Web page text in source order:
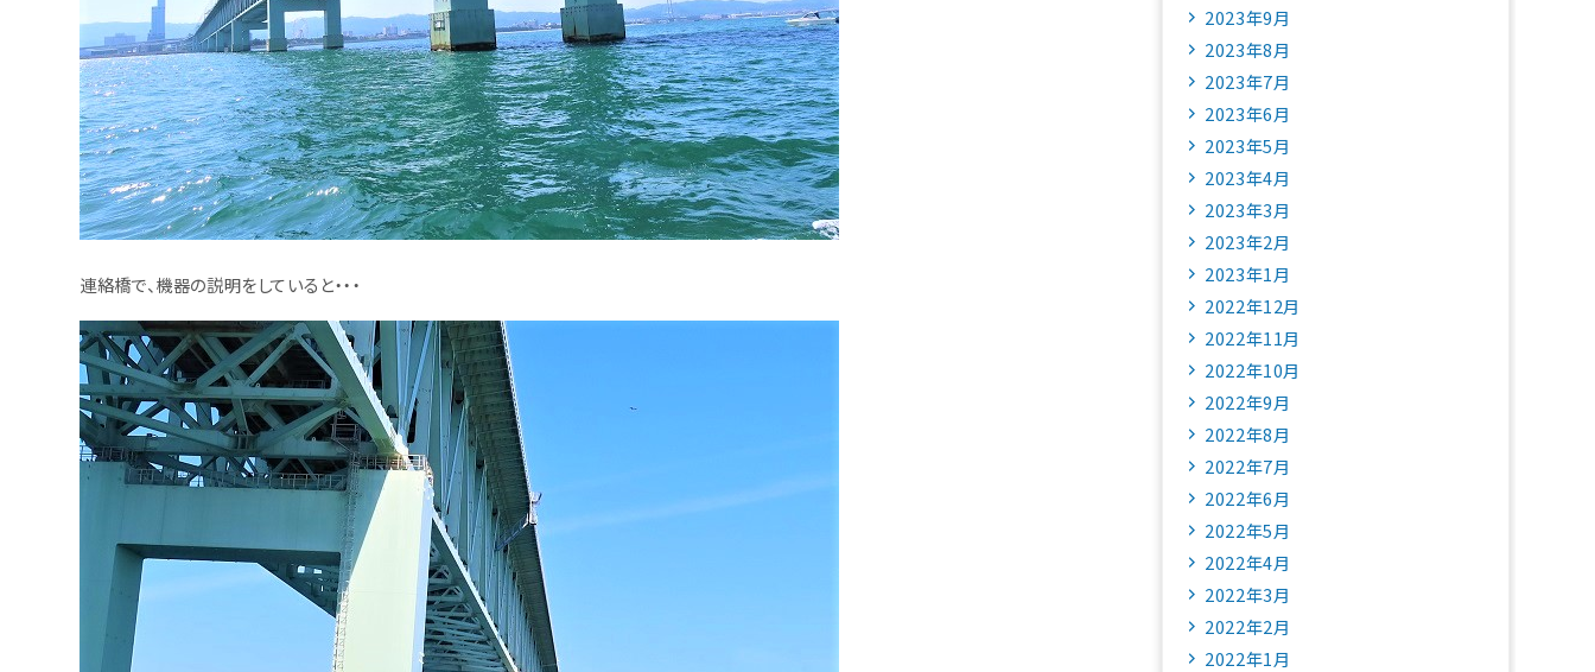
連絡橋で、機器の説明をしていると・・・
2023年9月
2023年8月
2023年7月
2023年6月
2023年5月
2023年4月
2023年3月
2023年2月
2023年1月
2022年12月
2022年11月
2022年10月
2022年9月
2022年8月
2022年7月
2022年6月
2022年5月
2022年4月
2022年3月
2022年2月
2022年1月